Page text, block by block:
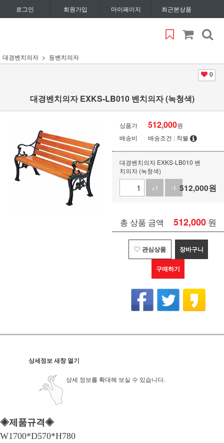
로그인 회원가입 마이페이지 최근본상품
대경벤치의자 등벤치의자
0
대경벤치의자 EXKS-LB010 벤치의자 (녹청색)
상품가 512,000원
배송비
배송조건 : 착불
대경벤치의자 EXKS-LB010 벤
치의자 (녹청색)
+1
-1 512,000원
총 상품 금액 512,000 원
관심상품 장바구니
구매하기
상세정보 새창 열기
상세 정보를 확대해 보실 수 있습니다.
◈제품규격◈
W1700*D570*H780